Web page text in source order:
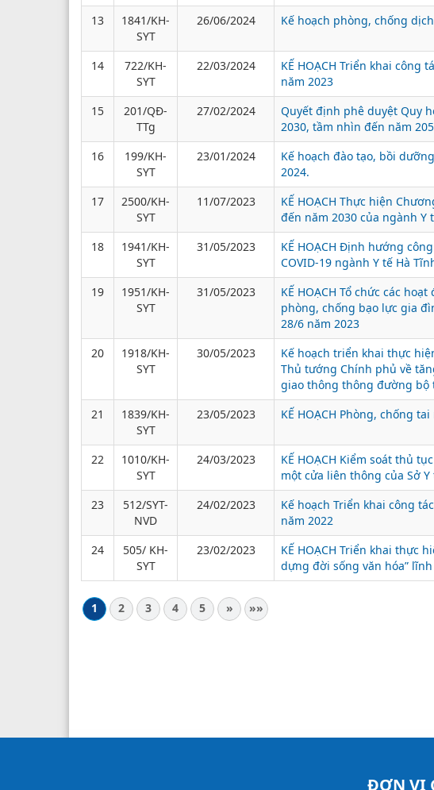
13
1841/KH-
SYT
26/06/2024 Kế hoạch phòng, chống
14
722/KH-
SYT
22/03/2024
KẾ HOẠCH Triển khai
năm 2023
15
201/QĐ-
TTg
27/02/2024
Quyết định phê duyệt Quy
2030, tầm nhìn đến năm
16
199/KH-
SYT
23/01/2024
Kế hoạch đào tạo, bồi
2024.
17
2500/KH-
SYT
11/07/2023
KẾ HOẠCH Thực hiện
đến năm 2030 của ngành Y
18
1941/KH-
SYT
31/05/2023
KẾ HOẠCH Định hướng
COVID-19 ngành Y tế Hà
19
1951/KH-
SYT
31/05/2023
KẾ HOẠCH Tổ chức các
phòng, chống bạo lực gia
28/6 năm 2023
20
1918/KH-
SYT
30/05/2023
Kế hoạch triển khai thực
Thủ tướng Chính phủ về
giao thông thông đường
21
1839/KH-
SYT
23/05/2023 KẾ HOẠCH Phòng, chống
22
1010/KH-
SYT
24/03/2023
KẾ HOẠCH Kiểm soát thủ
một cửa liên thông của Sở Y
23
512/SYT-
NVD
24/02/2023
Kế hoạch Triển khai công
năm 2022
24
505/ KH-
SYT
23/02/2023
KẾ HOẠCH Triển khai thực
dựng đời sống văn hóa”
1 2 3 4 5 » »»
ĐƠN VỊ